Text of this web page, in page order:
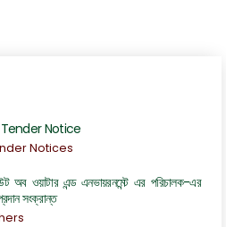
Notice
Notices
অব ওয়াটার এন্ড এনভায়রনমেন্ট এর পরিচালক-এর
সংক্রান্ত